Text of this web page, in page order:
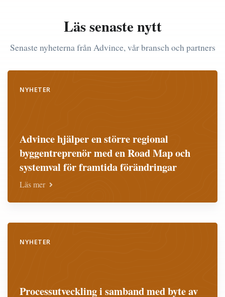
Läs senaste nytt
Senaste nyheterna från Advince, vår bransch och partners
NYHETER
Advince hjälper en större regional
byggentreprenör med en Road Map och
systemval för framtida förändringar
Läs mer
NYHETER
Processutveckling i samband med byte av